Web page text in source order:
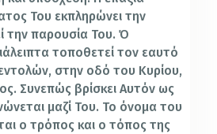
Του εκπληρώνει την
την παρουσία Του. Ό
τοποθετεί τον εαυτό
στην οδό του Κυρίου,
Συνεπώς βρίσκει Αυτόν ως
μαζί Του. Το όνομα του
ο τρόπος και ο τόπος της